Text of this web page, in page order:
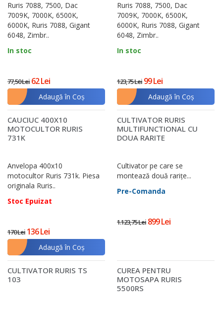
Ruris 7088, 7500, Dac
7009K, 7000K, 6500K,
6000K, Ruris 7088, Gigant
6048, Zimbr..
In stoc
77,50 Lei 62 Lei
Adaugă în Coş
Ruris 7088, 7500, Dac
7009K, 7000K, 6500K,
6000K, Ruris 7088, Gigant
6048, Zimbr..
In stoc
123,75 Lei 99 Lei
Adaugă în Coş
CAUCIUC 400X10
MOTOCULTOR RURIS
731K
Anvelopa 400x10
motocultor Ruris 731k. Piesa
originala Ruris..
Stoc Epuizat
170 Lei 136 Lei
Adaugă în Coş
CULTIVATOR RURIS
MULTIFUNCTIONAL CU
DOUA RARITE
Cultivator pe care se
montează două rariţe...
Pre-Comanda
1.123,75 Lei 899 Lei
CULTIVATOR RURIS TS
103
CUREA PENTRU
MOTOSAPA RURIS
5500RS